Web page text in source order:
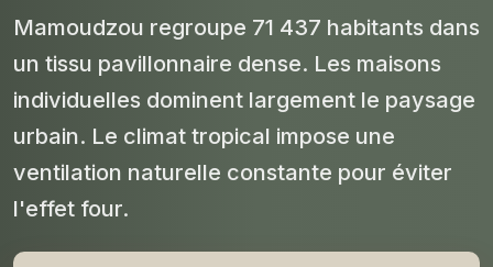
Mamoudzou regroupe 71 437 habitants dans
un tissu pavillonnaire dense. Les maisons
individuelles dominent largement le paysage
urbain. Le climat tropical impose une
ventilation naturelle constante pour éviter
l'effet four.